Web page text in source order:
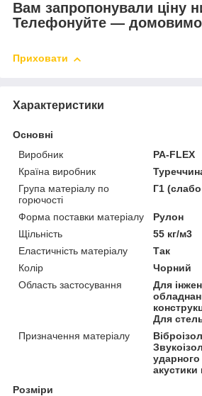
Вам запропонували ціну
Телефонуйте ―
Приховати
Характеристики
Основні
Виробник
PA-FLEX
Країна виробник
Група матеріалу по
горючості
Г1
Форма поставки матеріалу
Рулон
Щільність
55 кг/м3
Еластичність матеріалу
Так
Колір
Чорний
Область застосування
Для
Для
Призначення матеріалу
Розміри